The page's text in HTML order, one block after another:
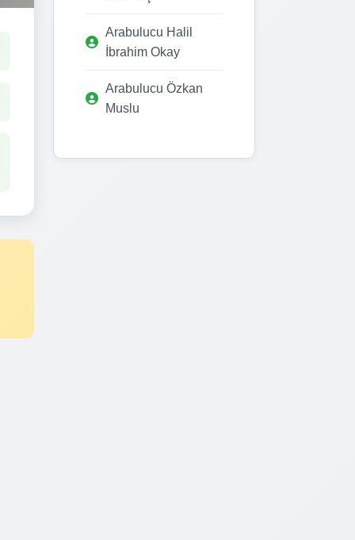
Arabulucu Halil
İbrahim Okay
Arabulucu Özkan
Muslu